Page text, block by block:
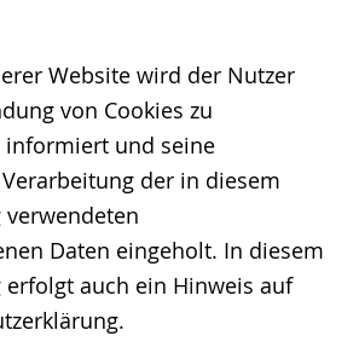
Website wird der Nutzer
von Cookies zu
informiert und seine
der in diesem
Daten eingeholt. In diesem
auch ein Hinweis auf